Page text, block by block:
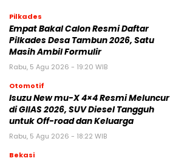
Pilkades
Empat Bakal Calon Resmi Daftar
Pilkades Desa Tambun 2026, Satu
Masih Ambil Formulir
Rabu, 5 Agu 2026 - 19:20 WIB
Otomotif
Isuzu New mu-X 4×4 Resmi Meluncur
di GIIAS 2026, SUV Diesel Tangguh
untuk Off-road dan Keluarga
Rabu, 5 Agu 2026 - 18:22 WIB
Bekasi